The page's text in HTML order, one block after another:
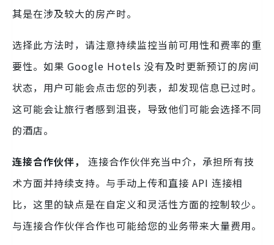
其是在涉及较大的房产时。
选择此方法时，请注意持续监控当前可用性和费率的重
要性。如果 Google Hotels 没有及时更新预订的房间
状态，用户可能会点击您的列表，却发现信息已过时。
这可能会让旅行者感到沮丧，导致他们可能会选择不同
的酒店。
连接合作伙伴， 连接合作伙伴充当中介，承担所有技
术方面并持续支持。与手动上传和直接 API 连接相
比，这里的缺点是在自定义和灵活性方面的控制较少。
与连接合作伙伴合作也可能给您的业务带来大量费用。